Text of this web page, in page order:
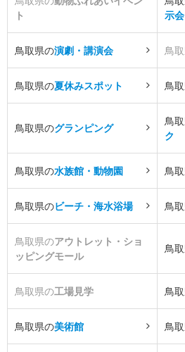
ト
示会
鳥取県の演劇・講演会 鳥
鳥取県の夏休みスポット 鳥
鳥取県のグランピング
鳥
ク
鳥取県の水族館・動物園 鳥
鳥取県のビーチ・海水浴場 鳥
鳥取県のアウトレット・ショ
ッピングモール
鳥
鳥取県の工場見学 鳥
鳥取県の美術館 鳥